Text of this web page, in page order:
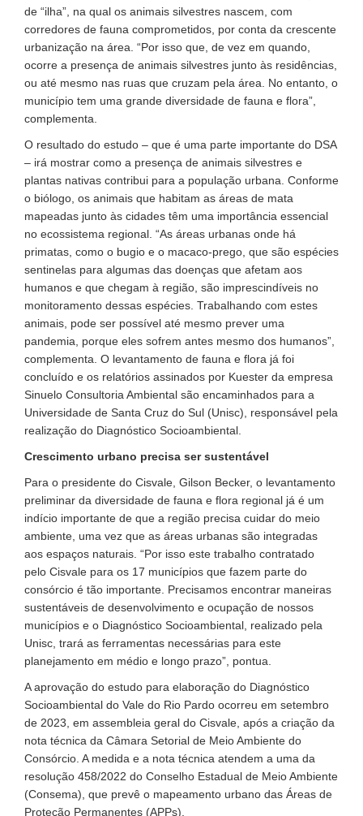
de “ilha”, na qual os animais silvestres nascem, com
corredores de fauna comprometidos, por conta da crescente
urbanização na área. “Por isso que, de vez em quando,
ocorre a presença de animais silvestres junto às residências,
ou até mesmo nas ruas que cruzam pela área. No entanto, o
município tem uma grande diversidade de fauna e flora”,
complementa.
O resultado do estudo – que é uma parte importante do DSA
– irá mostrar como a presença de animais silvestres e
plantas nativas contribui para a população urbana. Conforme
o biólogo, os animais que habitam as áreas de mata
mapeadas junto às cidades têm uma importância essencial
no ecossistema regional. “As áreas urbanas onde há
primatas, como o bugio e o macaco-prego, que são espécies
sentinelas para algumas das doenças que afetam aos
humanos e que chegam à região, são imprescindíveis no
monitoramento dessas espécies. Trabalhando com estes
animais, pode ser possível até mesmo prever uma
pandemia, porque eles sofrem antes mesmo dos humanos”,
complementa. O levantamento de fauna e flora já foi
concluído e os relatórios assinados por Kuester da empresa
Sinuelo Consultoria Ambiental são encaminhados para a
Universidade de Santa Cruz do Sul (Unisc), responsável pela
realização do Diagnóstico Socioambiental.
Crescimento urbano precisa ser sustentável
Para o presidente do Cisvale, Gilson Becker, o levantamento
preliminar da diversidade de fauna e flora regional já é um
indício importante de que a região precisa cuidar do meio
ambiente, uma vez que as áreas urbanas são integradas
aos espaços naturais. “Por isso este trabalho contratado
pelo Cisvale para os 17 municípios que fazem parte do
consórcio é tão importante. Precisamos encontrar maneiras
sustentáveis de desenvolvimento e ocupação de nossos
municípios e o Diagnóstico Socioambiental, realizado pela
Unisc, trará as ferramentas necessárias para este
planejamento em médio e longo prazo”, pontua.
A aprovação do estudo para elaboração do Diagnóstico
Socioambiental do Vale do Rio Pardo ocorreu em setembro
de 2023, em assembleia geral do Cisvale, após a criação da
nota técnica da Câmara Setorial de Meio Ambiente do
Consórcio. A medida e a nota técnica atendem a uma da
resolução 458/2022 do Conselho Estadual de Meio Ambiente
(Consema), que prevê o mapeamento urbano das Áreas de
Proteção Permanentes (APPs).